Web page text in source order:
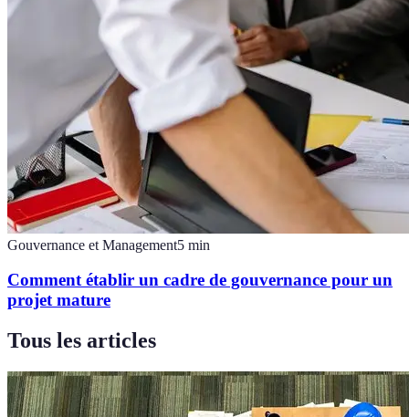
Gouvernance et Management5 min
Comment établir un cadre de gouvernance pour un
projet mature
Tous les articles